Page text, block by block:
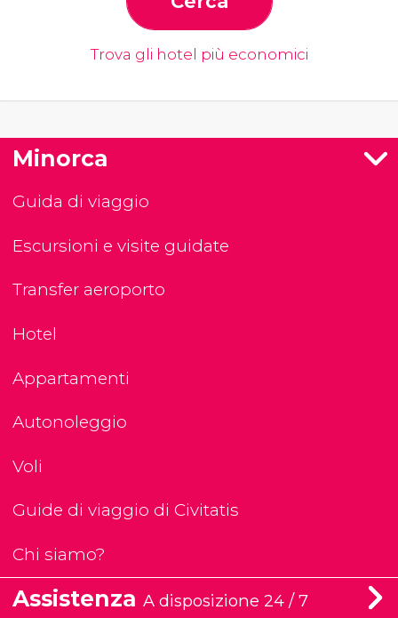
Trova gli hotel più economici
Minorca
Guida di viaggio
Escursioni e visite guidate
Transfer aeroporto
Hotel
Appartamenti
Autonoleggio
Voli
Guide di viaggio di Civitatis
Chi siamo?
Assistenza A disposizione 24 / 7